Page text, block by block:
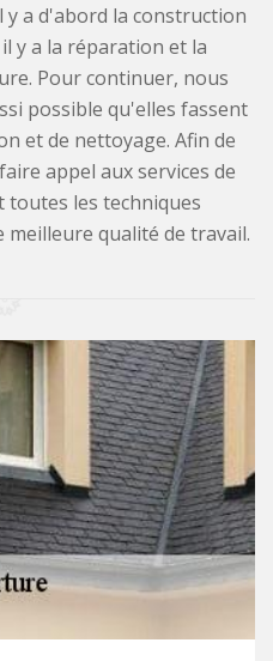
y a d'abord la construction
y a la réparation et la
Pour continuer, nous
possible qu'elles fassent
et de nettoyage. Afin de
appel aux services de
toutes les techniques
qualité de travail.